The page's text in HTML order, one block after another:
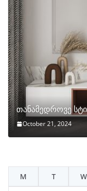
თანამედროვე
October 21, 2024
M
T W